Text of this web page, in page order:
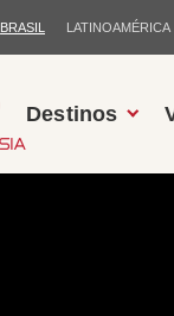
BRASIL LATINOAMÉRICA
Destinos